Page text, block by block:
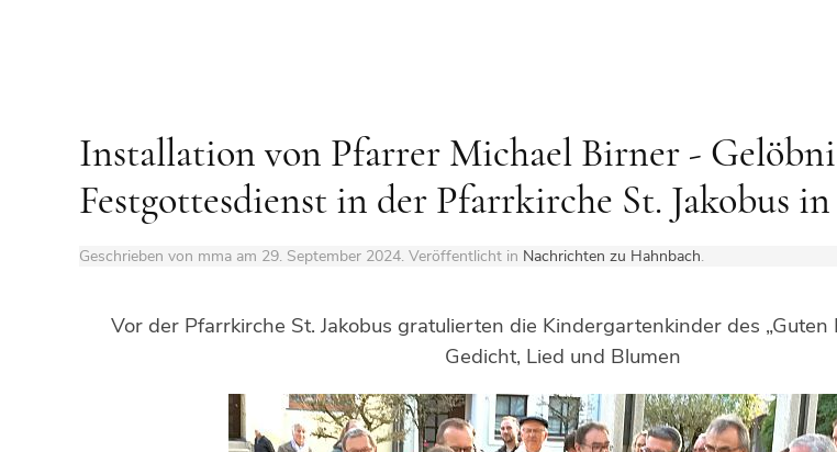
Installation von Pfarrer Michael Birner -
Festgottesdienst in der Pfarrkirche St. Jakobus
Geschrieben von mma am 29. September 2024. Veröffentlicht in Nachrichten zu Hahnbach.
Vor der Pfarrkirche St. Jakobus gratulierten die Kindergartenkinder des
Gedicht, Lied und Blumen